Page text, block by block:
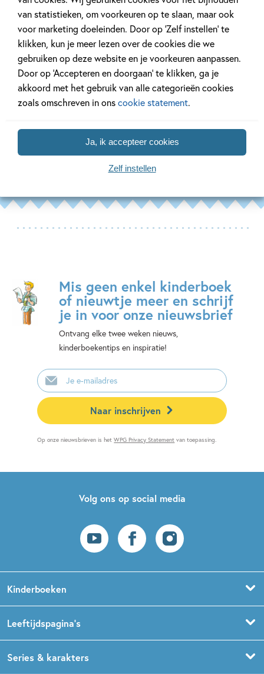
van statistieken, om voorkeuren op te slaan, maar ook
voor marketing doeleinden. Door op ‘Zelf instellen’ te
klikken, kun je meer lezen over de cookies die we
gebruiken op deze website en je voorkeuren aanpassen.
Door op ‘Accepteren en doorgaan’ te klikken, ga je
akkoord met het gebruik van alle categorieën cookies
zoals omschreven in onscookie statement.
Ja, ik accepteer cookies
Zelf instellen
Mis geen enkel kinderboek
of nieuwtje meer en schrijf
je in voor onze nieuwsbrief
Ontvang elke twee weken nieuws,
kinderboekentips en inspiratie!
E-
mailadres
Naar inschrijven
Op onze nieuwsbrieven is hetWPG Privacy Statement van toepassing.
Volg ons op social media
Kinderboeken
Prentenboeken
Leeftijdspagina’s
Series & karakters